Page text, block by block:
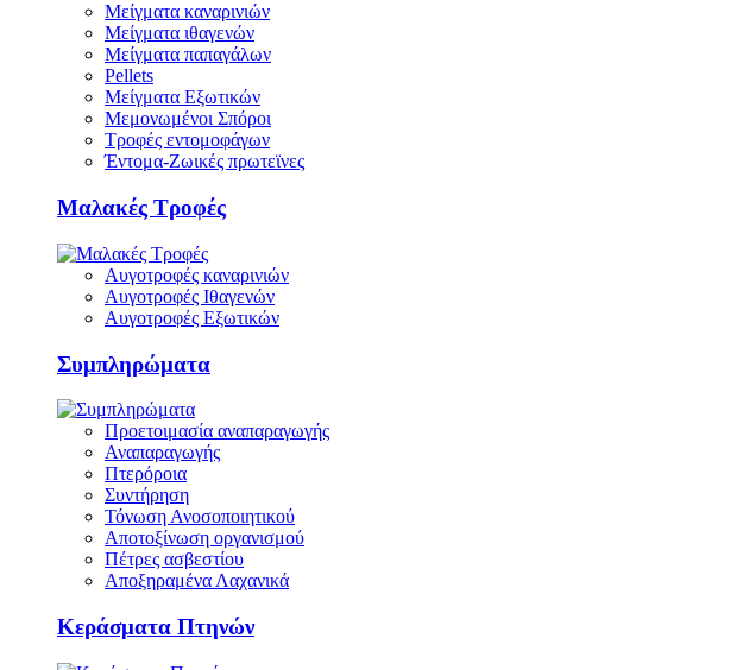
Μείγματα καναρινιών
Μείγματα ιθαγενών
Μείγματα παπαγάλων
Pellets
Μείγματα Εξωτικών
Μεμονωμένοι Σπόροι
Τροφές εντομοφάγων
Έντομα-Ζωικές πρωτεϊνες
Μαλακές Τροφές
Αυγοτροφές καναρινιών
Αυγοτροφές Ιθαγενών
Αυγοτροφές Εξωτικών
Συμπληρώματα
Προετοιμασία αναπαραγωγής
Αναπαραγωγής
Πτερόροια
Συντήρηση
Τόνωση Ανοσοποιητικού
Αποτοξίνωση οργανισμού
Πέτρες ασβεστίου
Αποξηραμένα Λαχανικά
Κεράσματα Πτηνών